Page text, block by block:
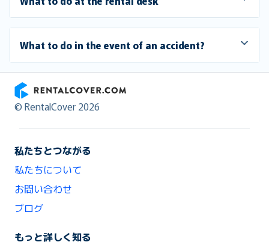
What to do in the event of an accident?
RentalCover
© RentalCover 2026
私たちとつながる
私たちについて
お問い合わせ
ブログ
もっと詳しく知る